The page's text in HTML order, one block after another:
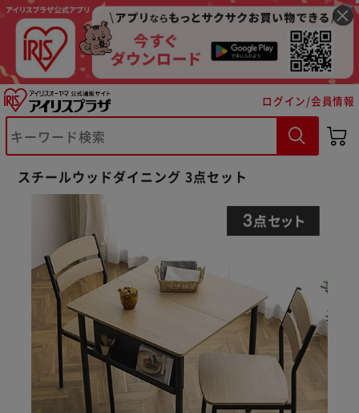
ログイン/会員情報
スチールウッドダイニング 3点セット
※ご確認ください
カートに入れる